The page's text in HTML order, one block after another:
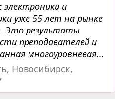
электроники и
уже 55 лет на рынке
Это результаты
преподавателей и
многоуровневая...
Новосибирск,